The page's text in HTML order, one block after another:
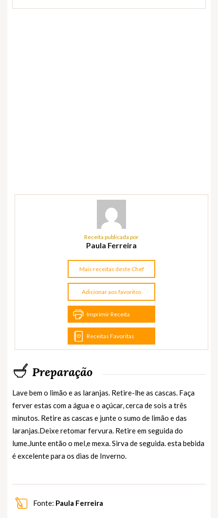
Receita publicada por
Paula Ferreira
Mais receitas deste Chef
Adicionar aos favoritos
Imprimir Receita
Receitas Favoritas
Preparação
Lave bem o limão e as laranjas. Retire-lhe as cascas. Faça
ferver estas com a água e o açúcar, cerca de sois a três
minutos. Retire as cascas e junte o sumo de limão e das
laranjas.Deixe retomar fervura. Retire em seguida do
lume.Junte então o mel,e mexa. Sirva de seguida. esta bebida
é excelente para os dias de Inverno.
Fonte: Paula Ferreira